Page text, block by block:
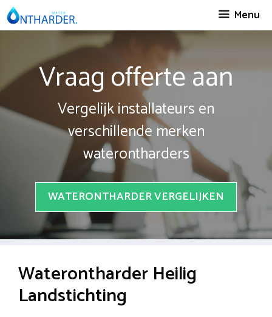
Spring
naar
Menu
Vraag offerte aan
Vergelijk installateurs en
verschillende merken
waterontharders
WATERONTHARDER VERGELIJKEN
Waterontharder Heilig
Landstichting